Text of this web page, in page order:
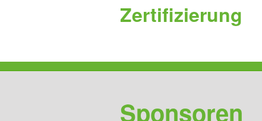
Zertifizierung
Sponsoren